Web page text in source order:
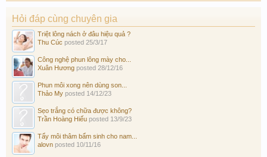
Hỏi đáp cùng chuyên gia
Triệt lông nách ở đâu hiệu quả ?
Thu Cúc posted 25/3/17
Công nghệ phun lông mày cho...
Xuân Hương posted 28/12/16
Phun môi xong nên dùng son...
Thảo My posted 14/12/23
Sẹo trắng có chữa được không?
Trần Hoàng Hiếu posted 13/9/23
Tẩy môi thâm bẩm sinh cho nam...
alovn posted 10/11/16